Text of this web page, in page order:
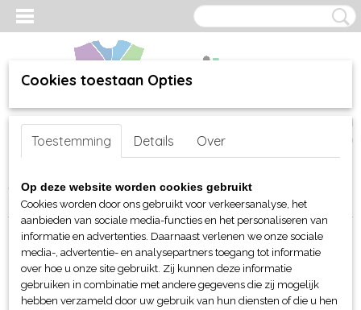
Inloggen Registreren
(0)
Home >webshop>Per merk >James & Nicholson
> JN Cozy Hearth velours kleed 130x180
Cookies toestaan Opties
Toestemming Details Over
Op deze website worden cookies gebruikt
Cookies worden door ons gebruikt voor verkeersanalyse, het
aanbieden van sociale media-functies en het personaliseren van
informatie en advertenties. Daarnaast verlenen we onze sociale
media-, advertentie- en analysepartners toegang tot informatie
over hoe u onze site gebruikt. Zij kunnen deze informatie
gebruiken in combinatie met andere gegevens die zij mogelijk
hebben verzameld door uw gebruik van hun diensten of die u hen